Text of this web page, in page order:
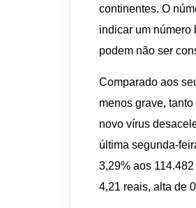
continentes. O
indicar um número
podem não ser
Comparado aos
menos grave,
novo vírus
última segunda-
3,29% aos
4,21 reais, alta de